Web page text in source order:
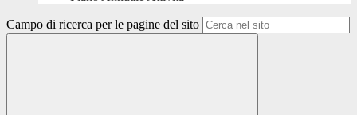
Campo di ricerca per le pagine del sito